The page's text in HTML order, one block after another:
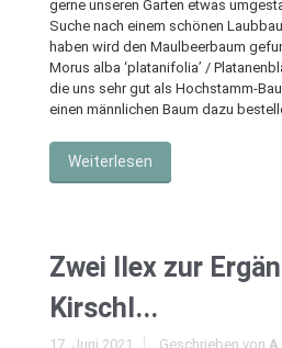
gerne unseren Garten etwas
Suche nach einem schönen
haben wird den Maulbeerbaum
Morus alba ‘platanifolia’ /
die uns sehr gut als Hochstamm-
einen männlichen Baum dazu
Weiterlesen
Zwei Ilex zur
Kirschl...
17. Juni 2021 Geschrieben von